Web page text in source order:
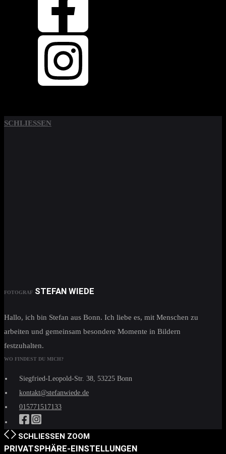
SCHLIESSEN
FOTOGRAF STEFAN WIEDE
Hallo, ich bin Stefan aus Bonn. Ich liebe es, mit Menschen zu
arbeiten und gemeinsam besondere Momente in Bildern
festzuhalten.
WO FINDEST DU MICH?
Siegfried-Leopold-Str. 38, 53225 Bonn
kontakt@stefanwiede.de
015771517133
SCHLIESSEN ZOOM
PRIVATSPHÄRE-EINSTELLUNGEN